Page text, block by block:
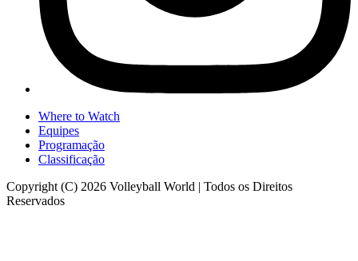
Where to Watch
Equipes
Programação
Classificação
Copyright (C) 2026 Volleyball World | Todos os Direitos
Reservados